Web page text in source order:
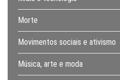
Morte
Movimentos sociais e ativismo
Música, arte e moda